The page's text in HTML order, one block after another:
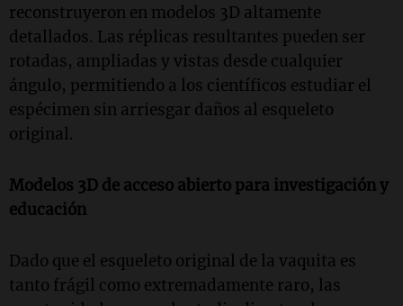
reconstruyeron en modelos 3D altamente
detallados. Las réplicas resultantes pueden ser
rotadas, ampliadas y vistas desde cualquier
ángulo, permitiendo a los científicos estudiar el
espécimen sin arriesgar daños al esqueleto
original.
Modelos 3D de acceso abierto para investigación y
educación
Dado que el esqueleto original de la vaquita es
tanto frágil como extremadamente raro, las